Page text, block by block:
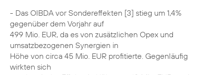
- Das OIBDA vor Sondereffekten [3] stieg um 1,4%
gegenüber dem Vorjahr auf
499 Mio. EUR, da es von zusätzlichen Opex und
umsatzbezogenen Synergien in
Höhe von circa 45 Mio. EUR profitierte. Gegenläufig
wirkten sich